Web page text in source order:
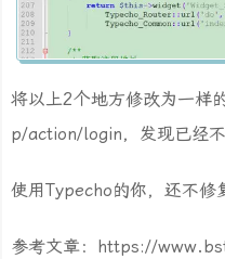
将以上2个地方修改为一样
p/action/login，发现已经不
使用Typecho的你，还不修
参考文章：https://